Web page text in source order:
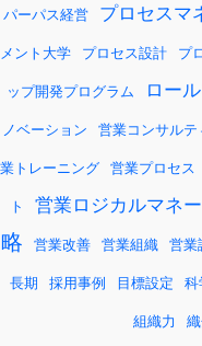
パーパス経営 プロセスマ
メント大学 プロセス設計 プ
ップ開発プログラム ロー
ノベーション 営業コンサルテ
業トレーニング 営業プロセス
ト 営業ロジカルマネ
略
営業改善 営業組織 営業
長期 採用事例 目標設定 科
組織力